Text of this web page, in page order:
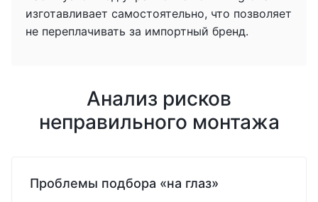
изготавливает самостоятельно, что позволяет
не переплачивать за импортный бренд.
Анализ рисков
неправильного монтажа
Проблемы подбора «на глаз»